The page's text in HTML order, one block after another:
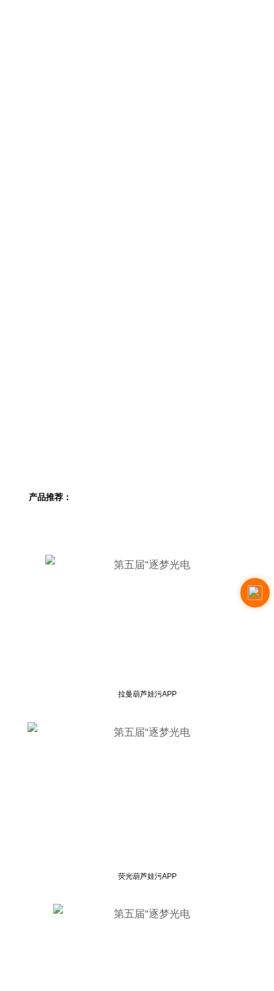
产品推荐：
拉曼葫芦娃污APP
荧光葫芦娃污APP